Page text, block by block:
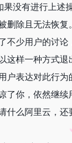
果没有进行上述
删除且无法恢复。
不少用户的讨
这样一种方式退
户表达对此行为
了你，依然继
什么阿里云，